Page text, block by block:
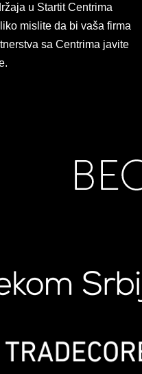
u Startit Centrima
mislite da bi vaša firma
sa Centrima javite